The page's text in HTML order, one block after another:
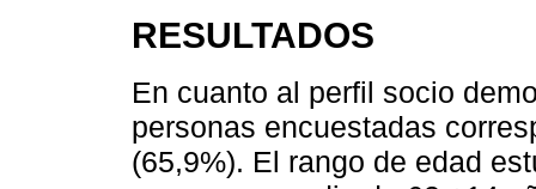
RESULTADOS
En cuanto al perfil socio
personas encuestadas
(65,9%). El rango de edad